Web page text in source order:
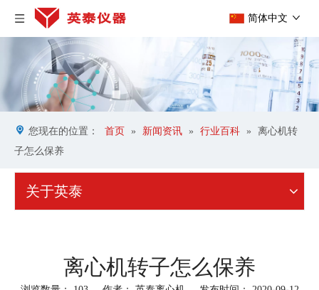
简体中文
您现在的位置： 首页 » 新闻资讯 » 行业百科 »
离心机转
子怎么保养
关于英泰
离心机转子怎么保养